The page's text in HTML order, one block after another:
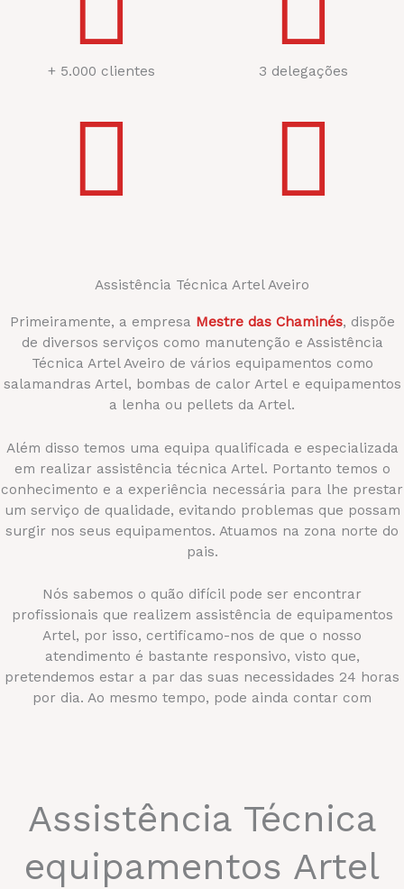
+ 5.000 clientes 3 delegações
Assistência Técnica Artel Aveiro
Primeiramente, a empresa Mestre das Chaminés, dispõe
de diversos serviços como manutenção e Assistência
Técnica Artel Aveiro de vários equipamentos como
salamandras Artel, bombas de calor Artel e equipamentos
a lenha ou pellets da Artel.
Além disso temos uma equipa qualificada e especializada
em realizar assistência técnica Artel. Portanto temos o
conhecimento e a experiência necessária para lhe prestar
um serviço de qualidade, evitando problemas que possam
surgir nos seus equipamentos. Atuamos na zona norte do
pais.
Nós sabemos o quão difícil pode ser encontrar
profissionais que realizem assistência de equipamentos
Artel, por isso, certificamo-nos de que o nosso
atendimento é bastante responsivo, visto que,
pretendemos estar a par das suas necessidades 24 horas
por dia. Ao mesmo tempo, pode ainda contar com
Assistência Técnica
equipamentos Artel